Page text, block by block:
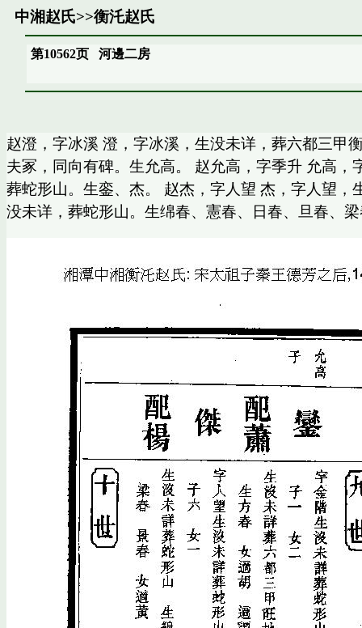
中湘赵氏>>衡汑赵氏
第10562页河邊二房
赵澄，字冰溪 澄，字冰溪，生没未详，葬六都三甲
夫冢，同向有碑。生允高。 赵允高，字季升 允高
葬蛇形山。生銮、杰。 赵杰，字人望 杰，字人望
没未详，葬蛇形山。生绵春、憲春、日春、旦春、